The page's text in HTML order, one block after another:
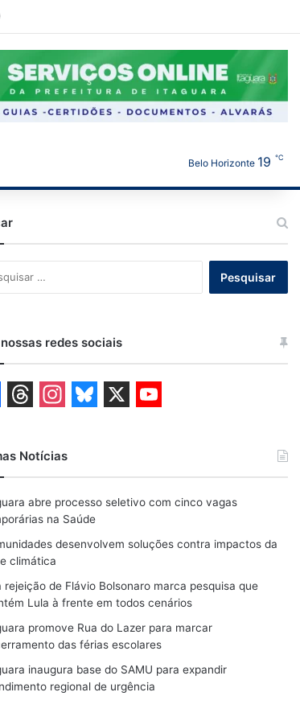
WhatsApp
Belo Horizonte 19 ℃
por:
redes sociais
h
r
e
a
d
s
n
s
t
a
g
r
a
m
u
e
s
k
y
u
T
b
Notícias
abre processo seletivo com cinco vagas
na Saúde
desenvolvem soluções contra impactos da
climática
rejeição de Flávio Bolsonaro marca pesquisa que
Lula à frente em todos cenários
promove Rua do Lazer para marcar
das férias escolares
inaugura base do SAMU para expandir
regional de urgência